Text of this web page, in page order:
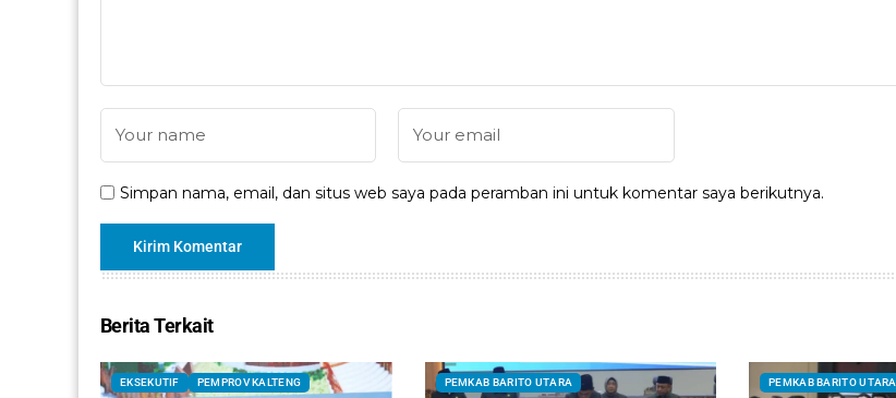
Simpan nama, email, dan situs web saya pada peramban ini untuk komentar saya berikutnya.
Berita Terkait
EKSEKUTIF PEMPROV KALTENG PEMKAB BARITO UTARA PEMKAB BARITO UTARA